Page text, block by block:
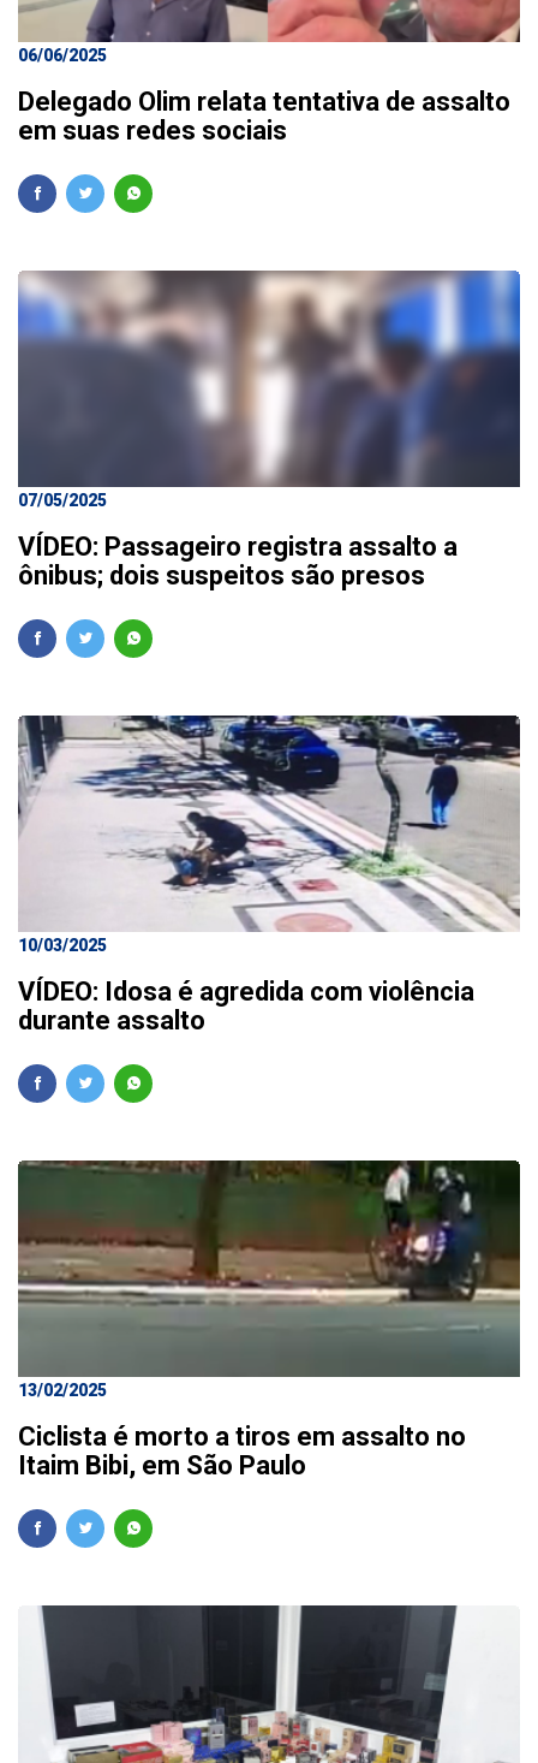
06/06/2025
Delegado Olim relata tentativa de assalto
em suas redes sociais
07/05/2025
VÍDEO: Passageiro registra assalto a
ônibus; dois suspeitos são presos
10/03/2025
VÍDEO: Idosa é agredida com violência
durante assalto
13/02/2025
Ciclista é morto a tiros em assalto no
Itaim Bibi, em São Paulo